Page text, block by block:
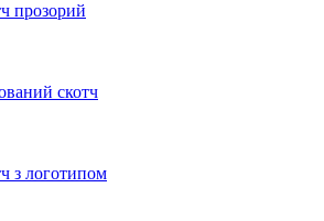
прозорий
скотч
з логотипом